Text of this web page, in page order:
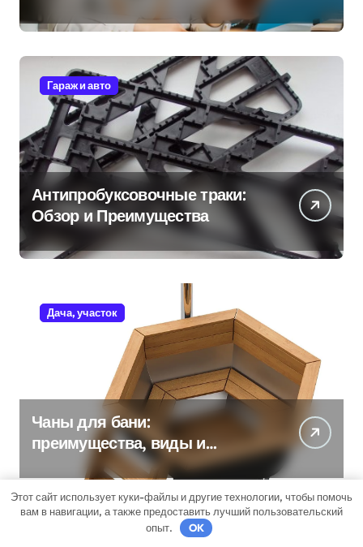
Гараж и авто
Антипробуксовочные траки:
Обзор и Преимущества
Дача, участок
Чаны для бани:
преимущества, виды и
особенности использования
Этот сайт использует куки-файлы и другие технологии, чтобы помочь
вам в навигации, а также предоставить лучший пользовательский
опыт.
OK